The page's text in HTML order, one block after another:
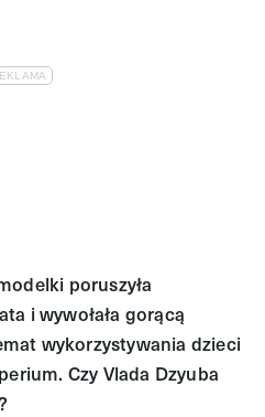
poruszyła
i wywołała gorącą
wykorzystywania dzieci
Czy Vlada Dzyuba